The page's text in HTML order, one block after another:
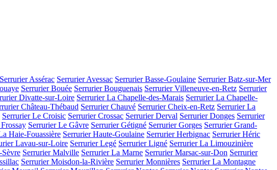
Serrurier Assérac Serrurier Avessac Serrurier Basse-Goulaine Serrurier Batz-sur-Mer
Serrurier Bouée Serrurier Bouguenais Serrurier Villeneuve-en-Retz Serrurier
Divatte-sur-Loire Serrurier La Chapelle-des-Marais Serrurier La Chapelle-
Château-Thébaud Serrurier Chauvé Serrurier Cheix-en-Retz Serrurier La
Serrurier Le Croisic Serrurier Crossac Serrurier Derval Serrurier Donges Serrurier
Serrurier Le Gâvre Serrurier Gétigné Serrurier Gorges Serrurier Grand-
Haie-Fouassière Serrurier Haute-Goulaine Serrurier Herbignac Serrurier Héric
Lavau-sur-Loire Serrurier Legé Serrurier Ligné Serrurier La Limouzinière
Serrurier Malville Serrurier La Marne Serrurier Marsac-sur-Don Serrurier
Serrurier Moisdon-la-Rivière Serrurier Monnières Serrurier La Montagne